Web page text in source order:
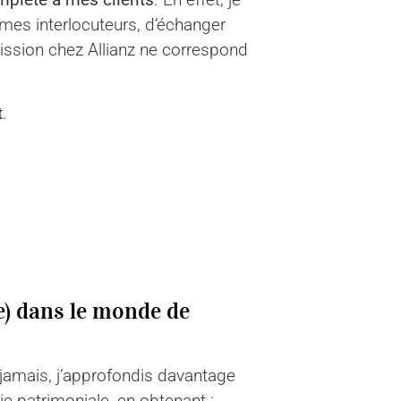
interlocuteurs, d’échanger
chez Allianz ne correspond
.
dans le monde de
j’approfondis davantage